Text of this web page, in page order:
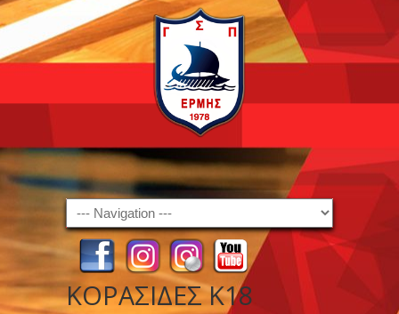
Navigation
ΚΟΡΑΣΙΔΕΣ Κ18